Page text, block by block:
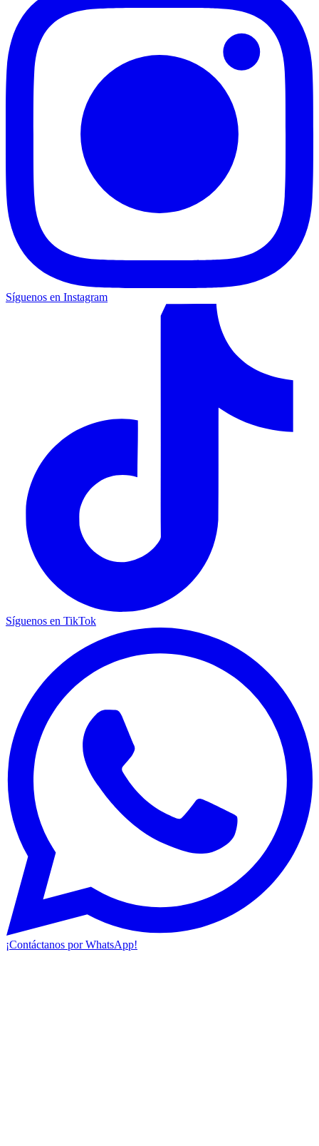
Síguenos en Instagram
Síguenos en TikTok
¡Contáctanos por WhatsApp!